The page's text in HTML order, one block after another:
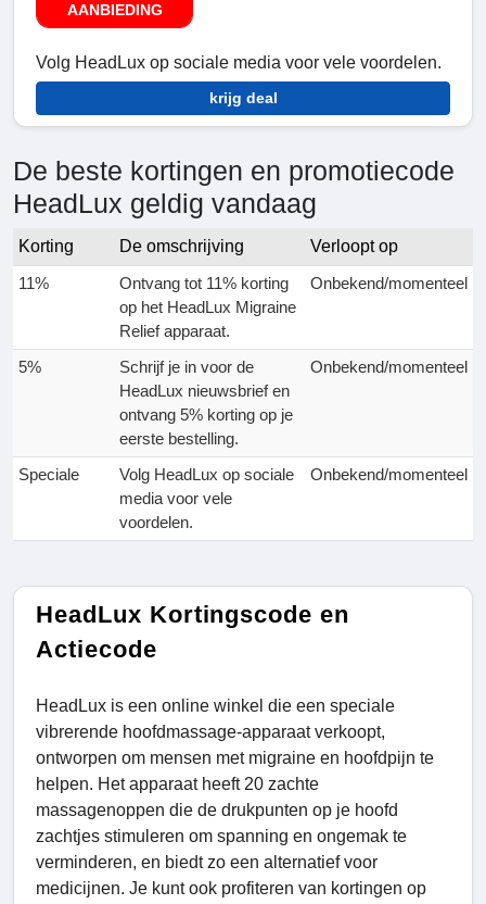
AANBIEDING
Volg HeadLux op sociale media voor vele voordelen.
krijg deal
De beste kortingen en promotiecode
HeadLux geldig vandaag
Korting De omschrijving
Verloopt op
11%
Ontvang tot 11% korting
op het HeadLux Migraine
Relief apparaat.
Onbekend/momenteel
5%
Schrijf je in voor de
HeadLux nieuwsbrief en
ontvang 5% korting op je
eerste bestelling.
Onbekend/momenteel
Speciale
Volg HeadLux op sociale
media voor vele
voordelen.
Onbekend/momenteel
HeadLux Kortingscode en
Actiecode
HeadLux is een online winkel die een speciale
vibrerende hoofdmassage-apparaat verkoopt,
ontworpen om mensen met migraine en hoofdpijn te
helpen. Het apparaat heeft 20 zachte
massagenoppen die de drukpunten op je hoofd
zachtjes stimuleren om spanning en ongemak te
verminderen, en biedt zo een alternatief voor
medicijnen. Je kunt ook profiteren van kortingen op